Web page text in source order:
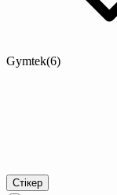
Gymtek(6)
Стікер